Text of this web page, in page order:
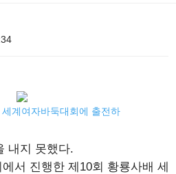
계여자바둑대회에 출전하
내지 못했다.
서 진행한 제10회 황룡사배 세